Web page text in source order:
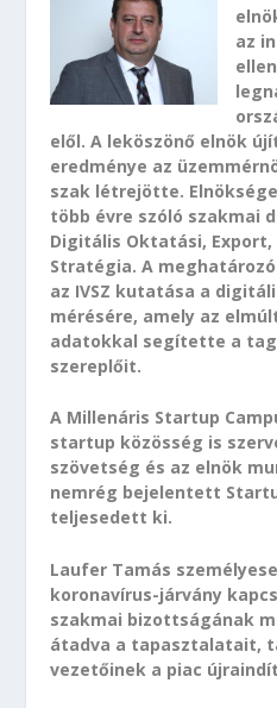
az
elől. A leköszönő elnök
eredménye az
szak létrejötte.
több évre szóló szakmai
Digitális Oktatási,
Stratégia. A
az IVSZ kutatása a
mérésére, amely az
adatokkal segítette a
szereplőit.
A Millenáris Startup
startup közösség is
szövetség és az elnök
nemrég bejelentett
teljesedett ki.
Laufer Tamás
koronavírus-járvány
szakmai bizottságának
átadva a tapasztalatait,
vezetőinek a piac